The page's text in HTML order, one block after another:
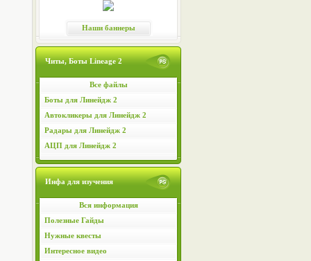
Наши баннеры
Читы, Боты Lineage 2
Все файлы
Боты для Линейдж 2
Автокликеры для Линейдж 2
Радары для Линейдж 2
АЦП для Линейдж 2
Инфа для изучения
Вся информация
Полезные Гайды
Нужные квесты
Интересное видео